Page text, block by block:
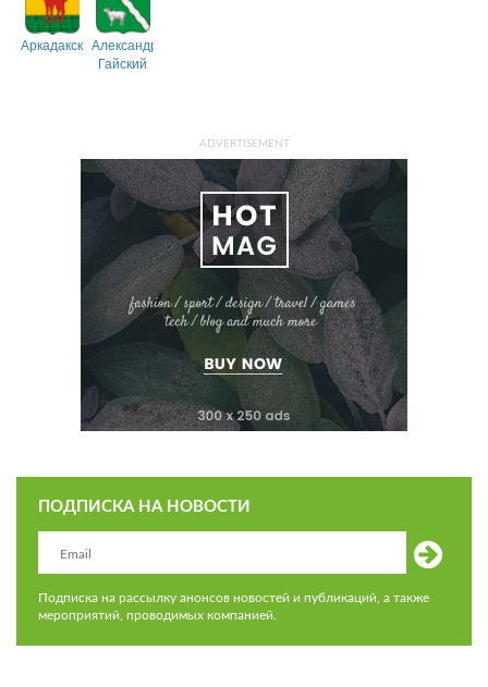
АркадакскийАлександрово-
Гайский
ADVERTISEMENT
ПОДПИСКА НА НОВОСТИ
Подписка на рассылку анонсов новостей и публикаций, а также
мероприятий, проводимых компанией.